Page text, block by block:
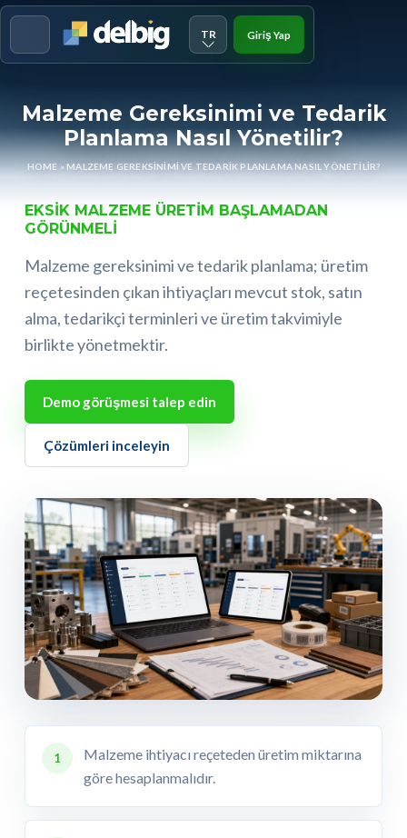
TR Giriş Yap
Malzeme Gereksinimi ve Tedarik
Planlama Nasıl Yönetilir?
HOME »MALZEME GEREKSINIMI VE TEDARIK PLANLAMA NASIL YÖNETILIR?
EKSIK MALZEME ÜRETIM BAŞLAMADAN
GÖRÜNMELI
Malzeme gereksinimi ve tedarik planlama; üretim
reçetesinden çıkan ihtiyaçları mevcut stok, satın
alma, tedarikçi terminleri ve üretim takvimiyle
birlikte yönetmektir.
Demo görüşmesi talep edin
Çözümleri inceleyin
1
Malzeme ihtiyacı reçeteden üretim miktarına
göre hesaplanmalıdır.